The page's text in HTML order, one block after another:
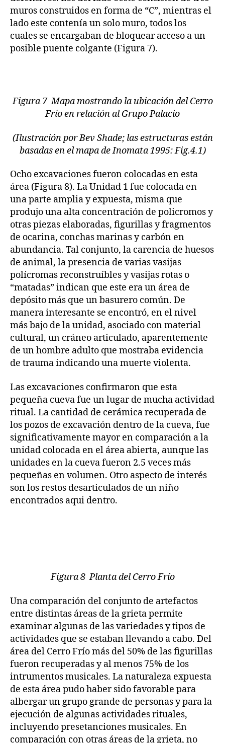
muros construidos en forma de “C”, mientras el
lado este contenía un solo muro, todos los
cuales se encargaban de bloquear acceso a un
posible puente colgante (Figura 7).
Figura 7 Mapa mostrando la ubicación del Cerro
Frío en relación al Grupo Palacio
(Ilustración por Bev Shade; las estructuras están
basadas en el mapa de Inomata 1995: Fig.4.1)
Ocho excavaciones fueron colocadas en esta
área (Figura 8). La Unidad 1 fue colocada en
una parte amplia y expuesta, misma que
produjo una alta concentración de policromos y
otras piezas elaboradas, figurillas y fragmentos
de ocarina, conchas marinas y carbón en
abundancia. Tal conjunto, la carencia de huesos
de animal, la presencia de varias vasijas
polícromas reconstruíbles y vasijas rotas o
“matadas” indican que este era un área de
depósito más que un basurero común. De
manera interesante se encontró, en el nivel
más bajo de la unidad, asociado con material
cultural, un cráneo articulado, aparentemente
de un hombre adulto que mostraba evidencia
de trauma indicando una muerte violenta.
Las excavaciones confirmaron que esta
pequeña cueva fue un lugar de mucha actividad
ritual. La cantidad de cerámica recuperada de
los pozos de excavación dentro de la cueva, fue
significativamente mayor en comparación a la
unidad colocada en el área abierta, aunque las
unidades en la cueva fueron 2.5 veces más
pequeñas en volumen. Otro aspecto de interés
son los restos desarticulados de un niño
encontrados aqui dentro.
Figura 8 Planta del Cerro Frío
Una comparación del conjunto de artefactos
entre distintas áreas de la grieta permite
examinar algunas de las variedades y tipos de
actividades que se estaban llevando a cabo. Del
área del Cerro Frío más del 50% de las figurillas
fueron recuperadas y al menos 75% de los
intrumentos musicales. La naturaleza expuesta
de esta área pudo haber sido favorable para
albergar un grupo grande de personas y para la
ejecución de algunas actividades rituales,
incluyendo presetanciones musicales. En
comparación con otras áreas de la grieta, no